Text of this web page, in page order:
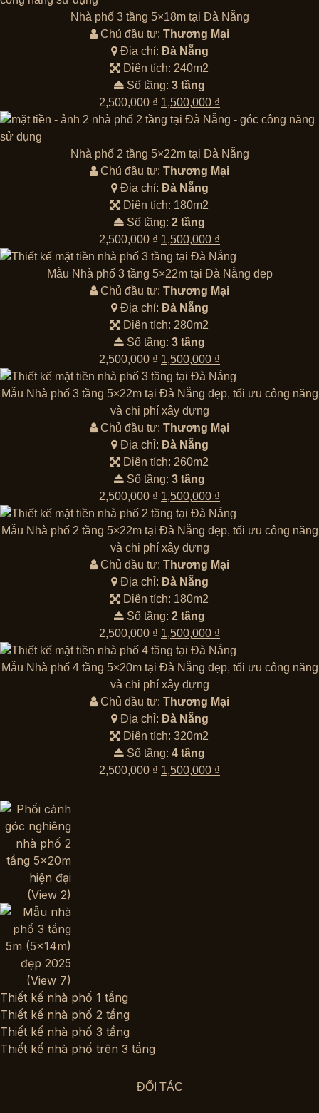
Nhà phố 3 tầng 5×18m tại Đà Nẵng
Chủ đầu tư: Thương Mại
Địa chỉ: Đà Nẵng
Diện tích: 240m2
Số tầng: 3 tầng
2,500,000₫ Giá
gốc
2,500,000 ₫.
1,500,000 ₫
hiện
là:
1,500,000 ₫.
Nhà phố 2 tầng 5×22m tại Đà Nẵng
Chủ đầu tư: Thương Mại
Địa chỉ: Đà Nẵng
Diện tích: 180m2
Số tầng: 2 tầng
2,500,000₫ Giá
gốc
là:
2,500,000 ₫.
1,500,000 ₫
hiện
tại
là:
Mẫu Nhà phố 3 tầng 5×22m tại Đà Nẵng đẹp
Chủ đầu tư: Thương Mại
Địa chỉ: Đà Nẵng
Diện tích: 280m2
Số tầng: 3 tầng
2,500,000₫ Giá
gốc
là:
2,500,000 ₫.
1,500,000 ₫
hiện
tại
1,500,000 ₫.
Mẫu Nhà phố 3 tầng 5×22m tại Đà Nẵng đẹp, tối ưu công năng
và chi phí xây dựng
Chủ đầu tư: Thương Mại
Địa chỉ: Đà Nẵng
Diện tích: 260m2
Số tầng: 3 tầng
2,500,000₫ Giá
gốc
là:
2,500,000 ₫.
1,500,000 ₫
hiện
tại
1,500,000 ₫.
Mẫu Nhà phố 2 tầng 5×22m tại Đà Nẵng đẹp, tối ưu công năng
và chi phí xây dựng
Chủ đầu tư: Thương Mại
Địa chỉ: Đà Nẵng
Diện tích: 180m2
Số tầng: 2 tầng
2,500,000₫ Giá
gốc
là:
2,500,000 ₫.
1,500,000 ₫
hiện
tại
1,500,000 ₫.
Mẫu Nhà phố 4 tầng 5×20m tại Đà Nẵng đẹp, tối ưu công năng
và chi phí xây dựng
Chủ đầu tư: Thương Mại
Địa chỉ: Đà Nẵng
Diện tích: 320m2
Số tầng: 4 tầng
2,500,000₫ Giá
1,500,000 ₫
Thiết kế nhà phố 1 tầng
Thiết kế nhà phố 2 tầng
Thiết kế nhà phố 3 tầng
Thiết kế nhà phố trên 3 tầng
ĐỐI TÁC